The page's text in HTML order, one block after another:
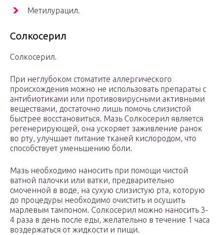
Метилурацил.
Солкосерил
Солкосерил.
При неглубоком стоматите аллергического
происхождения можно не использовать препараты с
антибиотиками или противовирусными активными
веществами, достаточно лишь помочь слизистой
быстрее восстановиться. Мазь Солкосерил является
регенерирующей, она ускоряет заживление ранок
во рту, улучшает питание тканей кислородом, что
способствует уменьшению боли.
Мазь необходимо наносить при помощи чистой
ватной палочки или ватки, предварительно
смоченной в воде, на сухую слизистую рта, которую
до процедуры необходимо очистить и осушить
марлевым тампоном. Солкосерил можно наносить 3-
4 раза в день после еды, желательно в течение 1 часа
воздержаться от жидкости и пищи.